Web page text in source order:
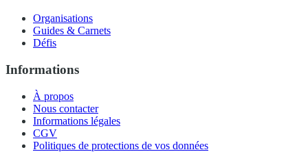
Organisations
Guides & Carnets
Défis
Informations
À propos
Nous contacter
Informations légales
CGV
Politiques de protections de vos données